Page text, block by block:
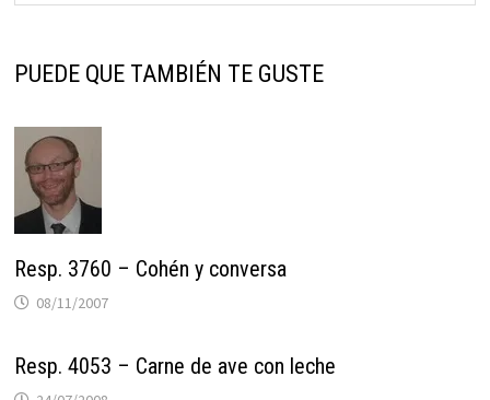
PUEDE QUE TAMBIÉN TE GUSTE
Resp. 3760 – Cohén y conversa
08/11/2007
Resp. 4053 – Carne de ave con leche